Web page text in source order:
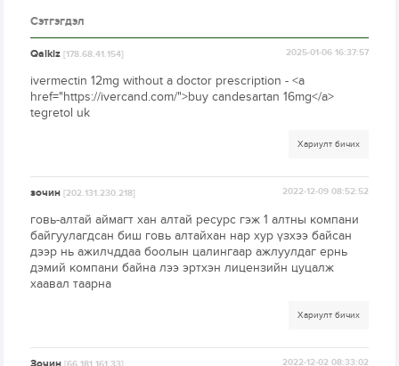
Сэтгэгдэл
Qalkiz[178.68.41.154] 2025-01-06 16:37:57
ivermectin 12mg without a doctor prescription - <a
href="https://ivercand.com/">buy candesartan 16mg</a>
tegretol uk
Хариулт бичих
зочин[202.131.230.218] 2022-12-09 08:52:52
говь-алтай аймагт хан алтай ресурс гэж 1 алтны компани
байгуулагдсан биш говь алтайхан нар хур үзхээ байсан
дээр нь ажилчддаа боолын цалингаар ажлуулдаг ернь
дэмий компани байна лээ эртхэн лицензийн цуцалж
хаавал таарна
Хариулт бичих
2022-12-02 08:33:02